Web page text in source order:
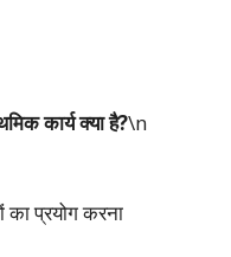
कार्य क्या है?\n
का प्रयोग करना